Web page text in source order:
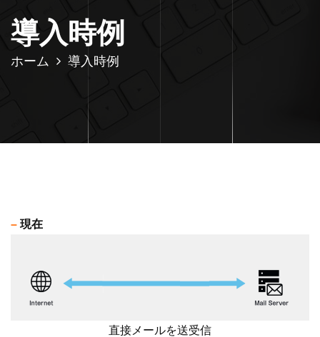
導入時例
ホーム 導入時例
– 現在
直接メールを送受信